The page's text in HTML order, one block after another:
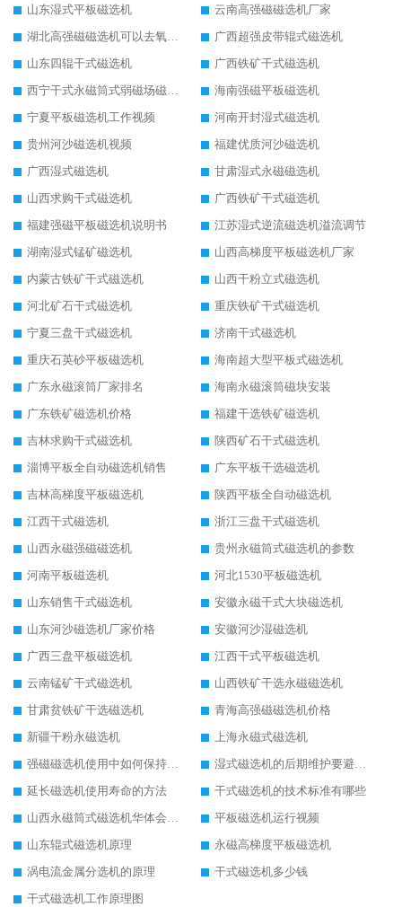
山东湿式平板磁选机
云南高强磁磁选机厂家
湖北高强磁磁选机可以去氧化铝
广西超强皮带辊式磁选机
山东四辊干式磁选机
广西铁矿干式磁选机
西宁干式永磁筒式弱磁场磁选机结构图
海南强磁平板磁选机
宁夏平板磁选机工作视频
河南开封湿式磁选机
贵州河沙磁选机视频
福建优质河沙磁选机
广西湿式磁选机
甘肃湿式永磁磁选机
山西求购干式磁选机
广西铁矿干式磁选机
福建强磁平板磁选机说明书
江苏湿式逆流磁选机溢流调节
湖南湿式锰矿磁选机
山西高梯度平板磁选机厂家
内蒙古铁矿干式磁选机
山西干粉立式磁选机
河北矿石干式磁选机
重庆铁矿干式磁选机
宁夏三盘干式磁选机
济南干式磁选机
重庆石英砂平板磁选机
海南超大型平板式磁选机
广东永磁滚筒厂家排名
海南永磁滚筒磁块安装
广东铁矿磁选机价格
福建干选铁矿磁选机
吉林求购干式磁选机
陕西矿石干式磁选机
淄博平板全自动磁选机销售
广东平板干选磁选机
吉林高梯度平板磁选机
陕西平板全自动磁选机
江西干式磁选机
浙江三盘干式磁选机
山西永磁强磁磁选机
贵州永磁筒式磁选机的参数
河南平板磁选机
河北1530平板磁选机
山东销售干式磁选机
安徽永磁干式大块磁选机
山东河沙磁选机厂家价格
安徽河沙湿磁选机
广西三盘平板磁选机
江西干式平板磁选机
云南锰矿干式磁选机
山西铁矿干选永磁磁选机
甘肃贫铁矿干选磁选机
青海高强磁磁选机价格
新疆干粉永磁选机
上海永磁式磁选机
强磁磁选机使用中如何保持其顺畅运行
湿式磁选机的后期维护要避开哪些坑
延长磁选机使用寿命的方法
干式磁选机的技术标准有哪些
山西永磁筒式磁选机华体会手机网页版-华体会(中国)
平板磁选机运行视频
山东辊式磁选机原理
永磁高梯度平板磁选机
涡电流金属分选机的原理
干式磁选机多少钱
干式磁选机工作原理图